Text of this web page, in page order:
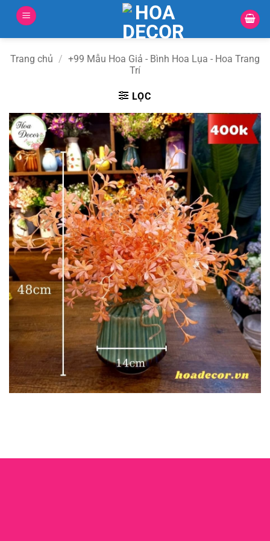
nội
dung
Trang chủ / +99 Mẫu Hoa Giả - Bình Hoa Lụa - Hoa Trang
Trí
LỌC